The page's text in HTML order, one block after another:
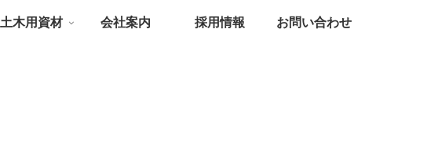
土木用資材 会社案内 採用情報 お問い合わせ